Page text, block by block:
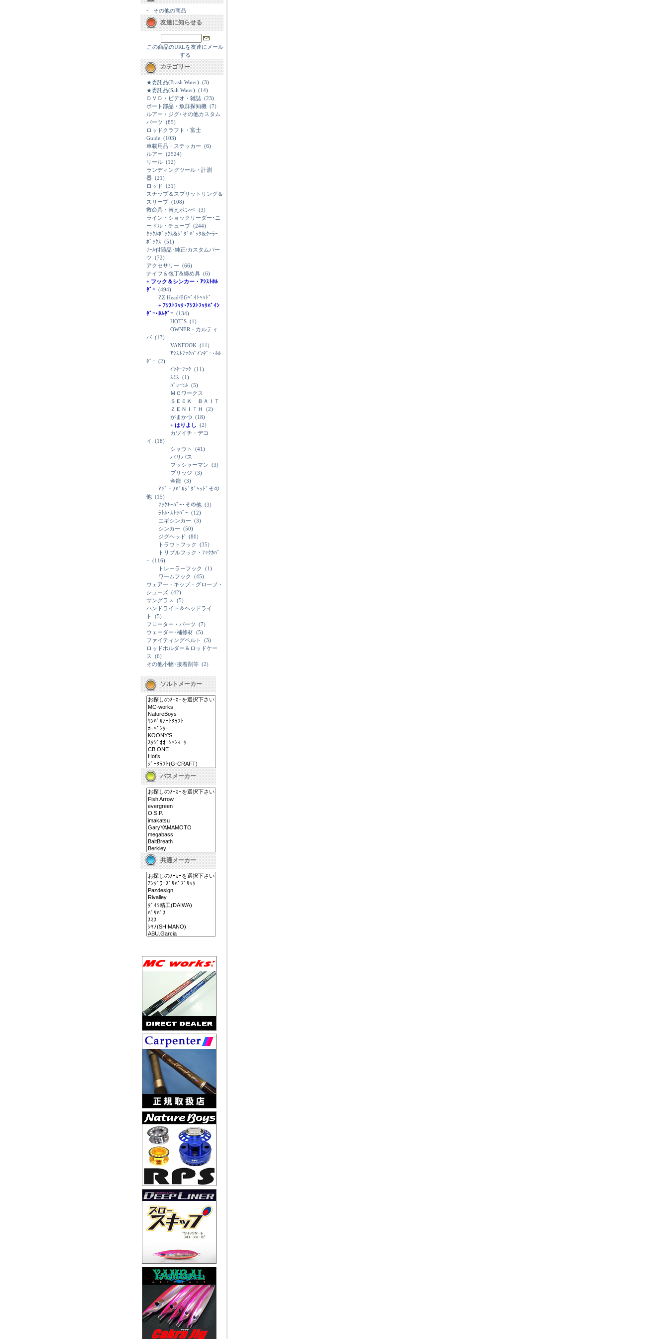
- その他の商品
友達に知らせる
この商品のURLを友達にメール
する
カテゴリー
★委託品(Frash Water) (3)
★委託品(Salt Water) (14)
ＤＶＤ・ビデオ・雑誌 (23)
ボート部品・魚群探知機 (7)
ルアー・ジグ･その他カスタム
パーツ (85)
ロッドクラフト・富士
Guide (103)
車載用品・ステッカー (6)
ルアー (2524)
リール (12)
ランディングツール・計測
器 (21)
ロッド (31)
スナップ＆スプリットリング＆
スリーブ (108)
救命具・替えボンベ (3)
ライン・ショックリーダー･ニ
ードル・チューブ (244)
ﾀｯｸﾙﾎﾞｯｸｽ&ｼﾞｸﾞﾊﾞｯｸ&ｸｰﾗｰ
ﾎﾞｯｸｽ (51)
ﾘｰﾙ付随品･純正/カスタムパー
ツ (72)
アクセサリー (66)
ナイフ＆包丁&締め具 (6)
+ フック＆シンカー・ｱｼｽﾄﾎﾙ
ﾀﾞｰ (494)
ZZ Head/EGﾍﾞｲﾄﾍｯﾄﾞ
+ ｱｼｽﾄﾌｯｸ･ｱｼｽﾄﾌｯｸﾊﾞｲﾝ
ﾀﾞｰ･ﾎﾙﾀﾞｰ (134)
HOT`S (1)
OWNER・カルティ
バ (13)
VANFOOK (11)
ｱｼｽﾄﾌｯｸﾊﾞｲﾝﾀﾞｰ･ﾎﾙ
ﾀﾞｰ (2)
ｲﾝﾀｰﾌｯｸ (11)
ｽﾐｽ (1)
ﾊﾞﾚｰﾋﾙ (5)
ＭＣワークス
ＳＥＥＫ ＢＡＩＴ
ＺＥＮＩＴＨ
(2)
がまかつ (18)
+ はりよし (2)
カツイチ・デコ
イ
(18)
シャウト
(41)
バリバス
フッシャーマン (3)
ブリッジ (3)
金龍 (3)
ｱｼﾞ・ﾒﾊﾞﾙｼﾞｸﾞﾍｯﾄﾞその
他 (15)
ﾌｯｸｷｰﾊﾟｰ･その他 (3)
ﾗﾄﾙ･ｽﾄｯﾊﾟｰ (12)
エギシンカー (3)
シンカー (50)
ジグヘッド (80)
トラウトフック
(35)
トリプルフック・ﾌｯｸｶﾊﾞ
ｰ (116)
トレーラーフック
(1)
ワームフック
(45)
ウェアー・キップ・グローブ・
シューズ (42)
サングラス
(5)
ハンドライト＆ヘッドライ
ト
(5)
フローター・パーツ (7)
ウェーダー･補修材 (5)
ファイティングベルト
(3)
ロッドホルダー＆ロッドケー
ス
(6)
その他小物･接着剤等 (2)
ソルトメーカー
バスメーカー
共通メーカー